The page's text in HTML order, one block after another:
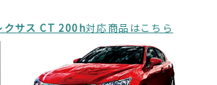
クサス CT 200h対応商品はこちら